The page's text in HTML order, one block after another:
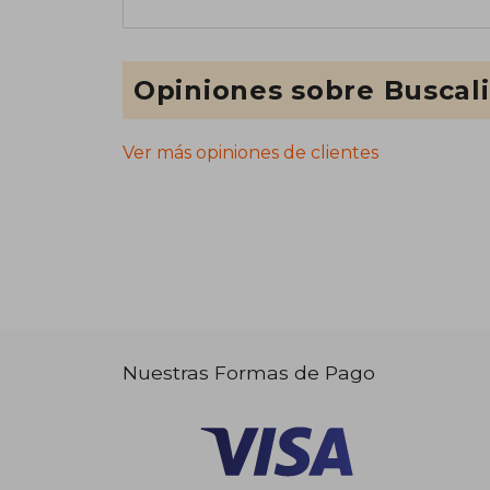
Opiniones sobre
Ver más opiniones de clientes
Nuestras Formas de Pago